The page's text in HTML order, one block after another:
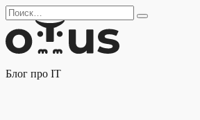
Перейти
к
содержанию
Search
for:
Блог про IT